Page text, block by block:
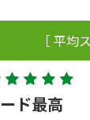
［ 平均
ド最高